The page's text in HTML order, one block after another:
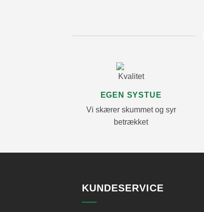
EGEN SYSTUE
Vi skærer skummet og syr
betrækket
KUNDESERVICE